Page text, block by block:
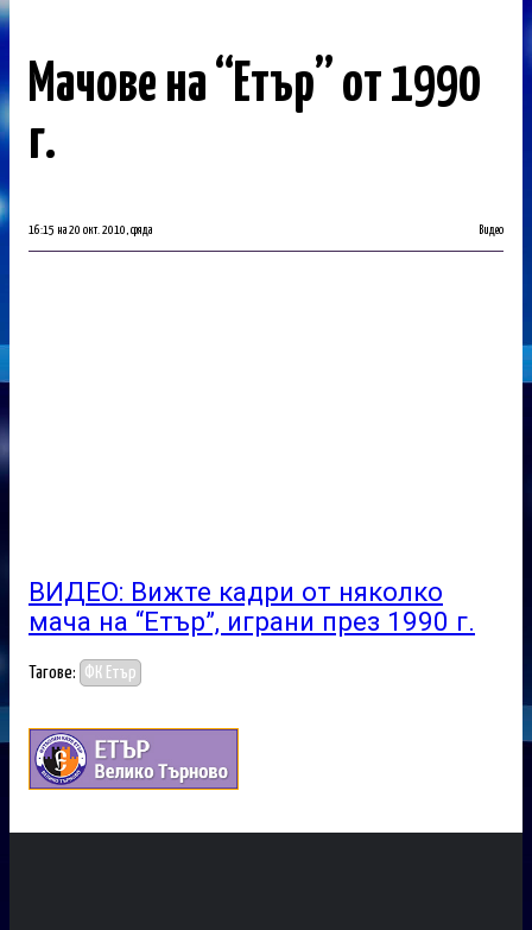
Мачове на “Етър” от 1990
г.
16:15 на 20 окт. 2010, сряда Видео
ВИДЕО: Вижте кадри от няколко
мача на “Етър”, играни през 1990 г.
Тагове: ФК Етър